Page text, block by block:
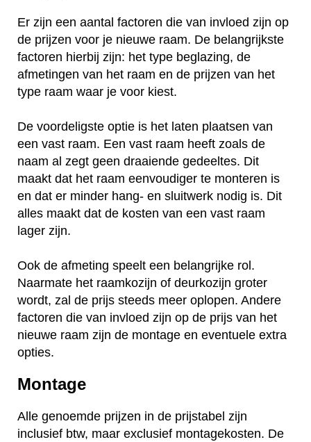
Er zijn een aantal factoren die van invloed zijn op
de prijzen voor je nieuwe raam. De belangrijkste
factoren hierbij zijn: het type beglazing, de
afmetingen van het raam en de prijzen van het
type raam waar je voor kiest.
De voordeligste optie is het laten plaatsen van
een vast raam. Een vast raam heeft zoals de
naam al zegt geen draaiende gedeeltes. Dit
maakt dat het raam eenvoudiger te monteren is
en dat er minder hang- en sluitwerk nodig is. Dit
alles maakt dat de kosten van een vast raam
lager zijn.
Ook de afmeting speelt een belangrijke rol.
Naarmate het raamkozijn of deurkozijn groter
wordt, zal de prijs steeds meer oplopen. Andere
factoren die van invloed zijn op de prijs van het
nieuwe raam zijn de montage en eventuele extra
opties.
Montage
Alle genoemde prijzen in de prijstabel zijn
inclusief btw, maar exclusief montagekosten. De